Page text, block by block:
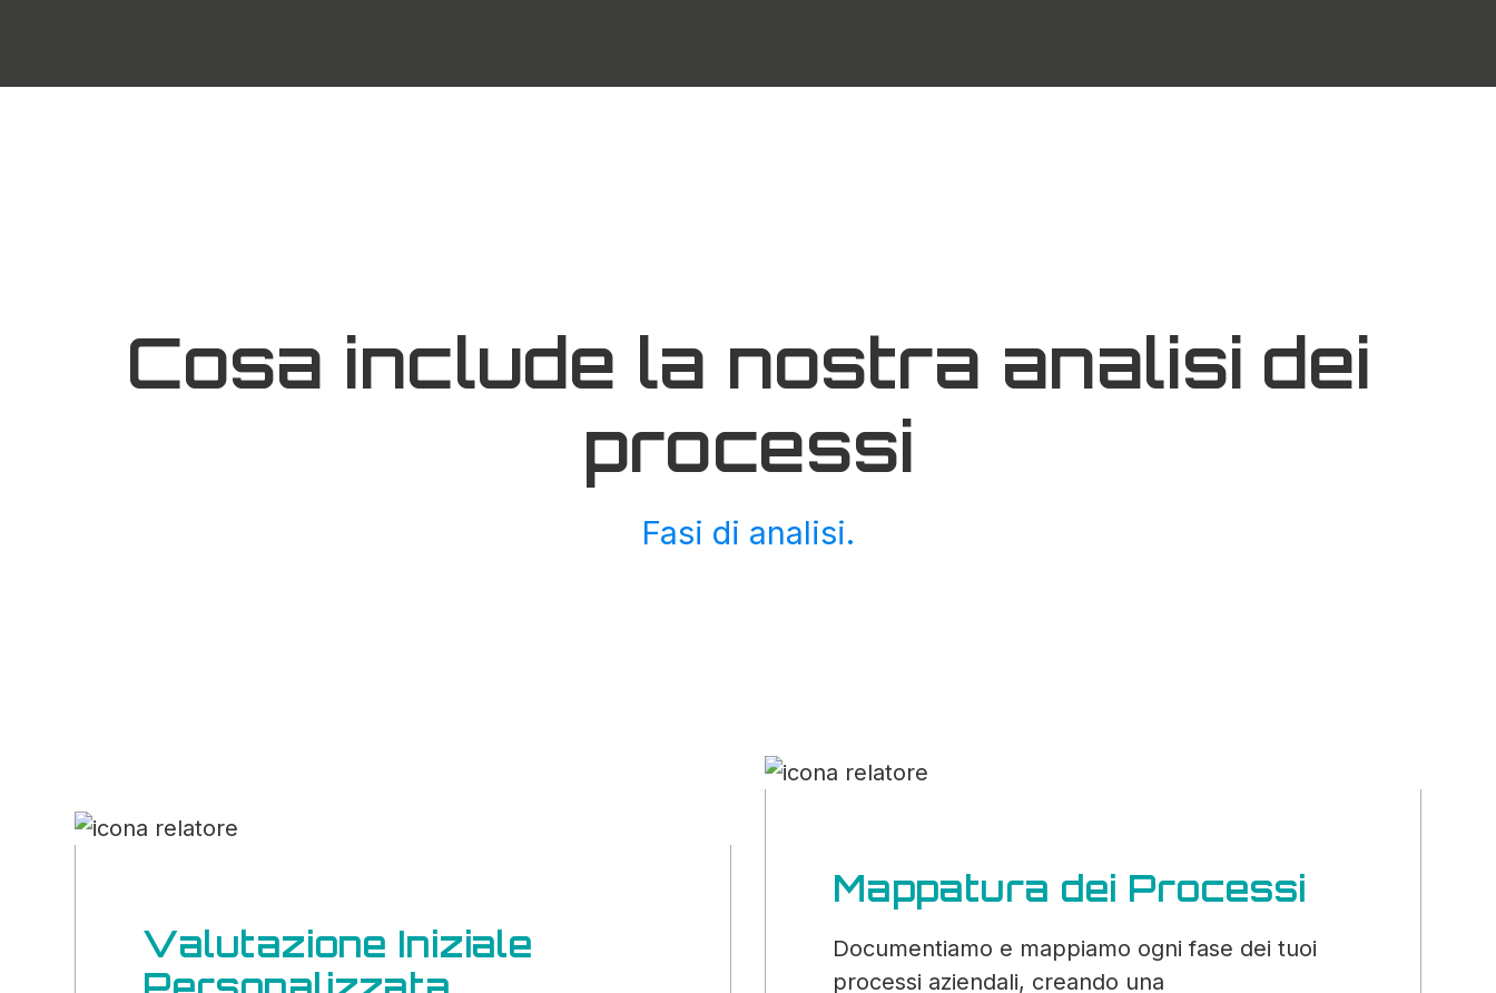
Cosa include la nostra analisi dei
processi
Fasi di analisi.
Valutazione Iniziale
Mappatura dei Processi
Documentiamo e mappiamo ogni fase dei tuoi
processi aziendali, creando una